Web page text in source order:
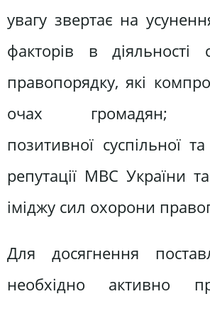
увагу звертає на
факторів в діяльності
правопорядку, які
очах громадян;
позитивної суспільної
репутації МВС України
іміджу сил охорони
Для досягнення
необхідно активно